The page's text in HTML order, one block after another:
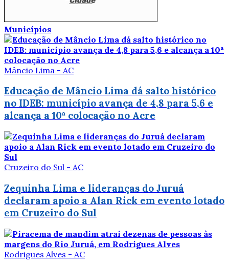
Municípios
Mâncio Lima - AC
Educação de Mâncio Lima dá salto histórico
no IDEB: município avança de 4,8 para 5,6 e
alcança a 10ª colocação no Acre
Cruzeiro do Sul - AC
Zequinha Lima e lideranças do Juruá
declaram apoio a Alan Rick em evento lotado
em Cruzeiro do Sul
Rodrigues Alves - AC